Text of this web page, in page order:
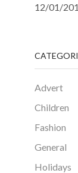
12/01/
Advert
Children
Fashion
General
Holidays